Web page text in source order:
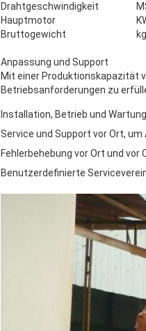
Drahtgeschwindigkeit
Hauptmotor
Bruttogewicht
kg
Anpassung und Support
Mit einer Produktionskapazität
Betriebsanforderungen zu
Installation, Betrieb und
Service und Support vor Ort,
Fehlerbehebung vor Ort und vor
Benutzerdefinierte